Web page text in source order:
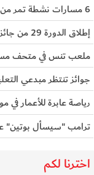
6 مسارات نشطة تمر من مطار خليجي واحد
إطلاق الدورة 29 من جائزة دبي الدولية للقرآن
ملعب تنس في متحف
جوائز تنتظر مبدعي
رياصة عابرة للأعمار في
ترامب "سيسأل بوتين"
اخترنا لكم